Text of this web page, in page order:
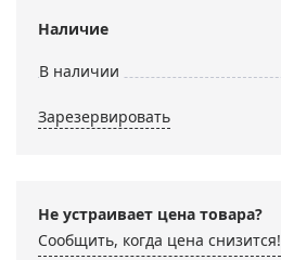
Наличие
В наличии
Зарезервировать
Не устраивает цена товара?
Сообщить, когда цена снизится!